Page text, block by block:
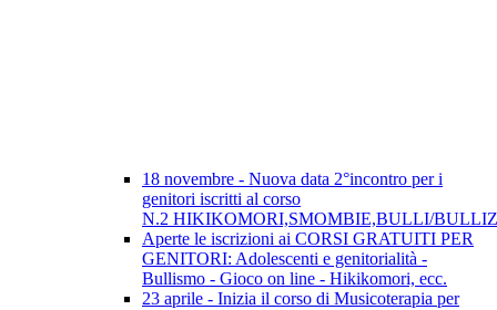
18 novembre - Nuova data 2°incontro per i
genitori iscritti al corso
N.2 HIKIKOMORI,SMOMBIE,BULLI/
Aperte le iscrizioni ai CORSI GRATUITI PER
GENITORI: Adolescenti e genitorialità -
Bullismo - Gioco on line - Hikikomori, ecc.
23 aprile - Inizia il corso di Musicoterapia per